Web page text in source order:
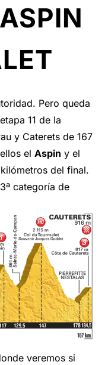
Pero queda
11 de la
y Caterets de 167
el Aspin y el
del final.
categoría de
veremos si